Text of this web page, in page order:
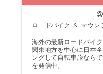
ロードバイク ＆ マウン
海外の最新ロードバイ
関東地方を中心に日本
ングして自転車旅なら
を発信中。